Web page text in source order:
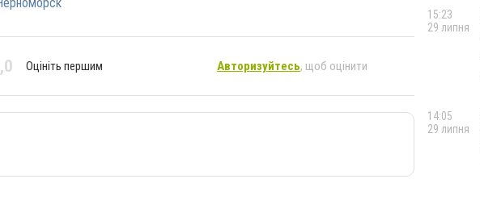
Оцініть першим Авторизуйтесь, щоб оцінити
15:23
29 липня
14:05
29 липня